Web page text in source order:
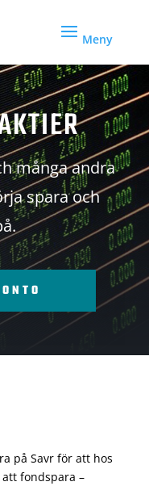
många andra
spara och
på Savr för att hos
fondspara –